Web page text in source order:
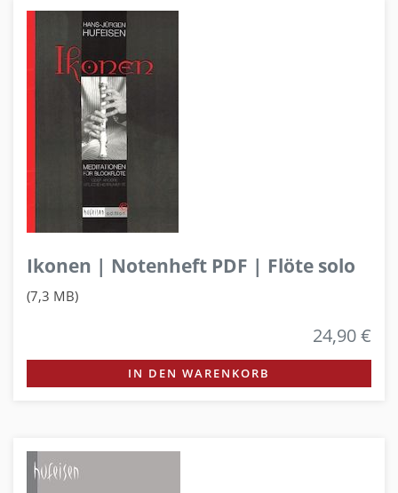
Ikonen | Notenheft PDF | Flöte solo
(7,3 MB)
24,90 €
IN DEN WARENKORB